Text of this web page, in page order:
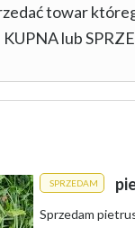
towar
lub
SPRZEDAM
Sprzedam